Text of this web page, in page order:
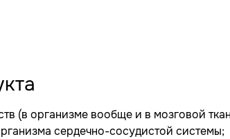
(в организме вообще и в мозговой
сердечно-сосудистой системы;